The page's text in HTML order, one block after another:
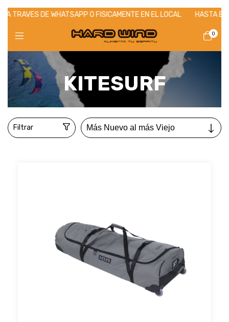
O FISICAMENTE EN EL LOCAL HASTA EL 31/07 - 12
0
KITESURF
Filtrar